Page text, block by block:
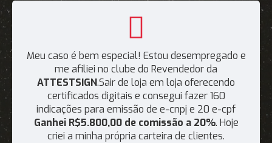
Meu caso é bem especial! Estou desempregado e
me afiliei no clube do Revendedor da
ATTESTSIGN.Sair de loja em loja oferecendo
certificados digitais e consegui fazer 160
indicações para emissão de e-cnpj e 20 e-cpf
Ganhei R$5.800,00 de comissão a 20%. Hoje
criei a minha própria carteira de clientes.